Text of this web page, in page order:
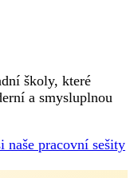
školy, které
a smysluplnou
naše pracovní sešity